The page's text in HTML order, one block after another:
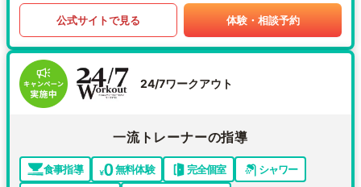
公式サイトで見る 体験・相談予約
24/7ワークアウト
一流トレーナーの指導
食事指導 無料体験 完全個室
シャワー